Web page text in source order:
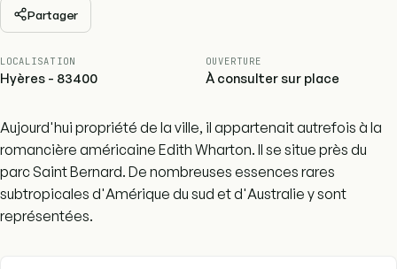
Partager
LOCALISATION
Hyères - 83400
OUVERTURE
À consulter sur place
Aujourd'hui propriété de la ville, il appartenait autrefois à la
romancière américaine Edith Wharton. Il se situe près du
parc Saint Bernard. De nombreuses essences rares
subtropicales d'Amérique du sud et d'Australie y sont
représentées.